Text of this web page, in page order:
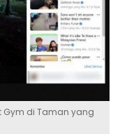
Gym di Taman yang